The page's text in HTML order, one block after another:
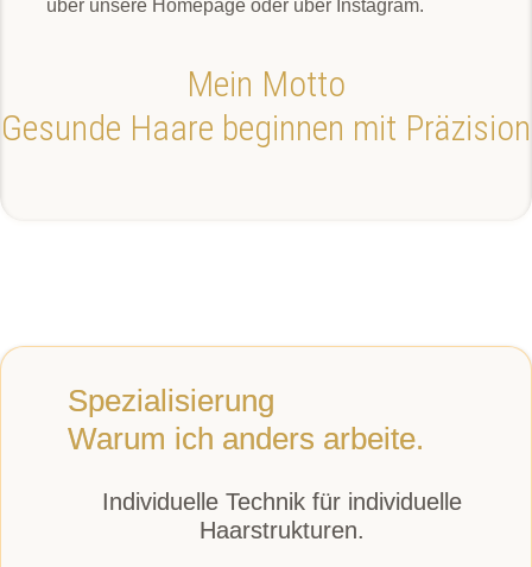
über unsere Homepage oder über Instagram.
Mein Motto
Gesunde Haare beginnen mit Präzision
Spezialisierung
Warum ich anders arbeite.
Individuelle Technik für individuelle
Haarstrukturen.